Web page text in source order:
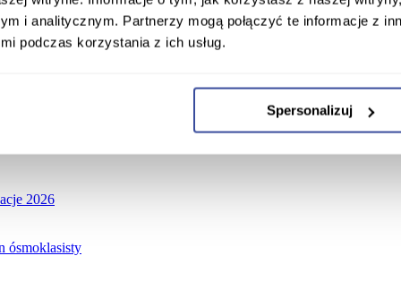
i analitycznym. Partnerzy mogą połączyć te informacje z
podczas korzystania z ich usług.
Spersonalizuj
2026
ósmoklasisty